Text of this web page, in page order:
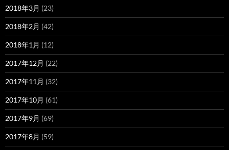
2018年3月 (23)
2018年2月 (42)
2018年1月 (12)
2017年12月 (22)
2017年11月 (32)
2017年10月 (61)
2017年9月 (69)
2017年8月 (59)